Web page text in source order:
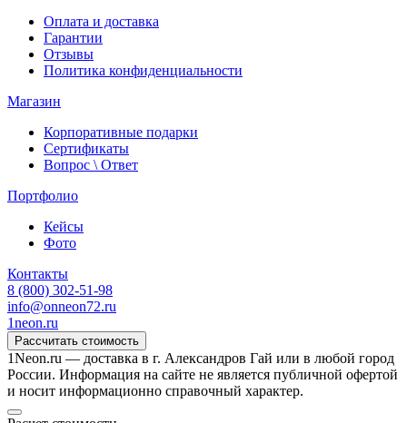
Оплата и доставка
Гарантии
Отзывы
Политика конфиденциальности
Магазин
Корпоративные подарки
Сертификаты
Вопрос \ Ответ
Портфолио
Кейсы
Фото
Контакты
8 (800) 302-51-98
info@onneon72.ru
1neon.ru
Рассчитать стоимость
1Neon.ru — доставка в г. Александров Гай или в любой город
России. Информация на сайте не является публичной офертой
и носит информационно справочный характер.